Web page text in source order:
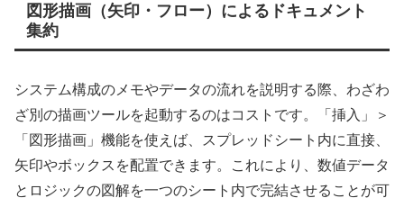
図形描画（矢印・フロー）によるドキュメント
集約
システム構成のメモやデータの流れを説明する際、わざわ
ざ別の描画ツールを起動するのはコストです。「挿入」＞
「図形描画」機能を使えば、スプレッドシート内に直接、
矢印やボックスを配置できます。これにより、数値データ
とロジックの図解を一つのシート内で完結させることが可